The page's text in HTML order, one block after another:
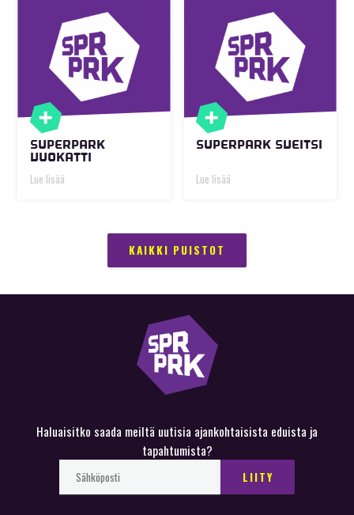
SUPERPARK
VUOKATTI
Lue lisää
SUPERPARK SVEITSI
Lue lisää
KAIKKI PUISTOT
Haluaisitko saada meiltä uutisia ajankohtaisista eduista ja
tapahtumista?